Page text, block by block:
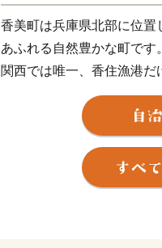
香美町は兵庫県北部に位
あふれる自然豊かな町です。
関西では唯一、香住漁港だ
ガニ）」、冬の味覚の王
牛である銘牛「但馬牛」
香美町の特産品を「ふる